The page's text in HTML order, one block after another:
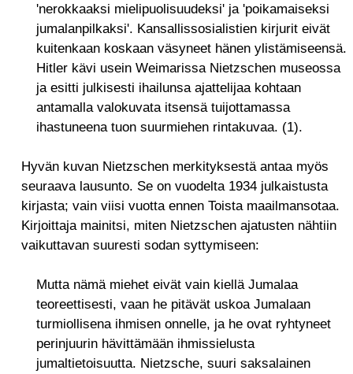
'nerokkaaksi mielipuolisuudeksi' ja 'poikamaiseksi
jumalanpilkaksi'. Kansallissosialistien kirjurit eivät
kuitenkaan koskaan väsyneet hänen ylistämiseensä.
Hitler kävi usein Weimarissa Nietzschen museossa
ja esitti julkisesti ihailunsa ajattelijaa kohtaan
antamalla valokuvata itsensä tuijottamassa
ihastuneena tuon suurmiehen rintakuvaa. (1).
Hyvän kuvan Nietzschen merkityksestä antaa myös
seuraava lausunto. Se on vuodelta 1934 julkaistusta
kirjasta; vain viisi vuotta ennen Toista maailmansotaa.
Kirjoittaja mainitsi, miten Nietzschen ajatusten nähtiin
vaikuttavan suuresti sodan syttymiseen:
Mutta nämä miehet eivät vain kiellä Jumalaa
teoreettisesti, vaan he pitävät uskoa Jumalaan
turmiollisena ihmisen onnelle, ja he ovat ryhtyneet
perinjuurin hävittämään ihmissielusta
jumaltietoisuutta. Nietzsche, suuri saksalainen